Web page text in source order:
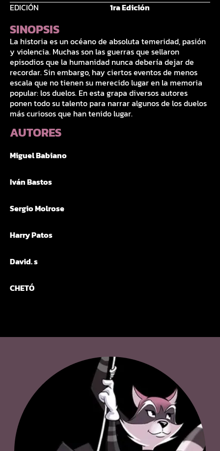
EDICIÓN
1ra Edición
SINOPSIS
La historia es un océano de absoluta temeridad, pasión
y violencia. Muchas son las guerras que sellaron
episodios que la humanidad nunca debería dejar de
recordar. Sin embargo, hay ciertos eventos de menos
escala que no tienen su merecido lugar en la memoria
popular: los duelos. En esta grapa diversos autores
ponen todo su talento para narrar algunos de los duelos
más curiosos que han tenido lugar.
AUTORES
Miguel Babiano
Iván Bastos
Sergio Molrose
Harry Patos
David. s
CHETÓ